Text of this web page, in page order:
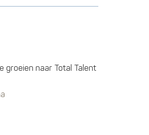
groeien naar Total Talent